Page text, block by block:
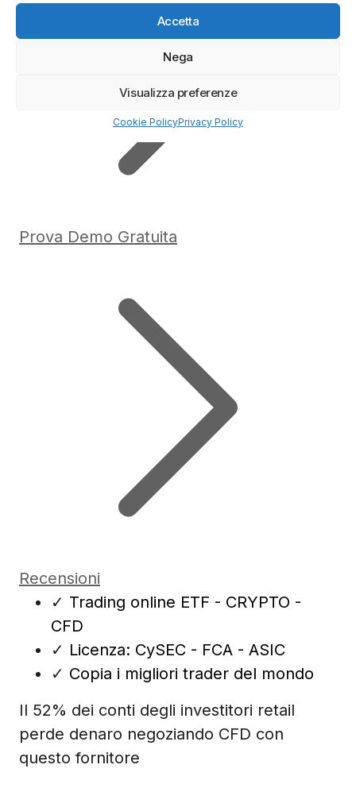
Accetta
Nega
Visualizza preferenze
Cookie PolicyPrivacy Policy
Prova Demo Gratuita
Recensioni
✓ Trading online ETF - CRYPTO -
CFD
✓ Licenza: CySEC - FCA - ASIC
✓ Copia i migliori trader del mondo
Il 52% dei conti degli investitori retail
perde denaro negoziando CFD con
questo fornitore